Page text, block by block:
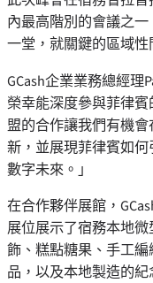
內最高階別的會議之
一堂，就關鍵的區域
GCash企業業務總經理
榮幸能深度參與菲律
盟的合作讓我們有機
新，並展現菲律賓如
數字未來。」
在合作夥伴展館，
展位展示了宿務本地
飾、糕點糖果、手工
品，以及本地製造的紀